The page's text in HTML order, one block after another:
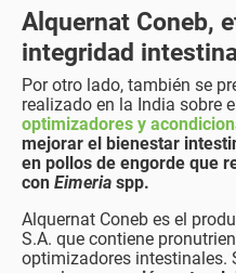
Alquernat Coneb,
integridad
Por otro lado, también se
realizado en la India sobre
optimizadores y
mejorar el bienestar
en pollos de engorde que
con Eimeria spp.
Alquernat Coneb es el
S.A. que contiene
optimizadores intestinales.